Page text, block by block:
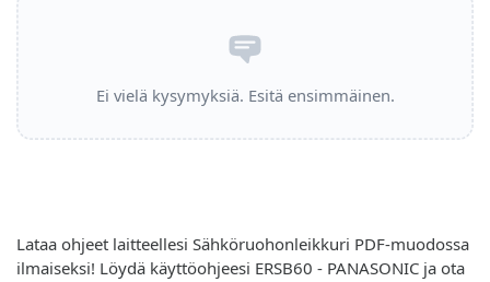
Ei vielä kysymyksiä. Esitä ensimmäinen.
Lataa ohjeet laitteellesi Sähköruohonleikkuri PDF-muodossa
ilmaiseksi! Löydä käyttöohjeesi ERSB60 - PANASONIC ja ota